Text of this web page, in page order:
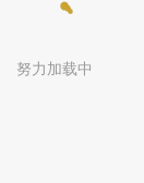
努力加载中